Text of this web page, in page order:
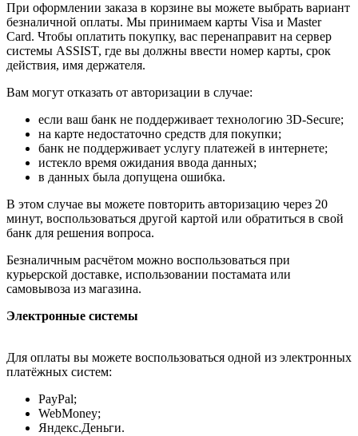
При оформлении заказа в корзине вы можете выбрать вариант
безналичной оплаты. Мы принимаем карты Visa и Master
Card. Чтобы оплатить покупку, вас перенаправит на сервер
системы ASSIST, где вы должны ввести номер карты, срок
действия, имя держателя.
Вам могут отказать от авторизации в случае:
если ваш банк не поддерживает технологию 3D-Secure;
на карте недостаточно средств для покупки;
банк не поддерживает услугу платежей в интернете;
истекло время ожидания ввода данных;
в данных была допущена ошибка.
В этом случае вы можете повторить авторизацию через 20
минут, воспользоваться другой картой или обратиться в свой
банк для решения вопроса.
Безналичным расчётом можно воспользоваться при
курьерской доставке, использовании постамата или
самовывоза из магазина.
Электронные системы
Для оплаты вы можете воспользоваться одной из электронных
платёжных систем:
PayPal;
WebMoney;
Яндекс.Деньги.